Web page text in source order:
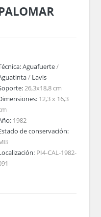
Aguafuerte/
/ Lavis
26,3x18,8 cm
12,3 x 16,3
1982
de conservación:
PI4-CAL-1982-